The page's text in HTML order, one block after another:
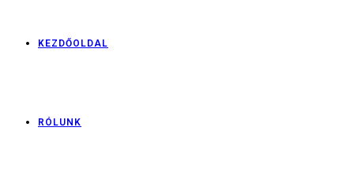
KEZDŐOLDAL
RÓLUNK